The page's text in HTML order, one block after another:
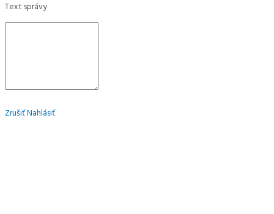
Text správy
ZrušiťNahlásiť